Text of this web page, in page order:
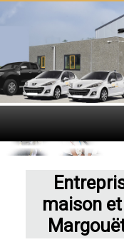
maison